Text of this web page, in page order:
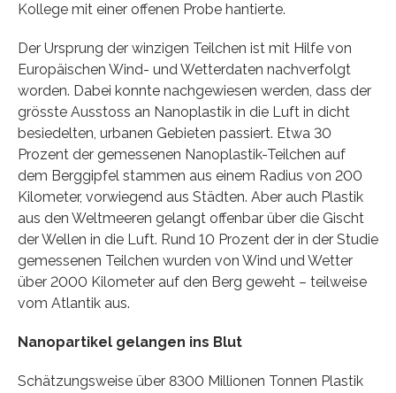
Kollege mit einer offenen Probe hantierte.
Der Ursprung der winzigen Teilchen ist mit Hilfe von
Europäischen Wind- und Wetterdaten nachverfolgt
worden. Dabei konnte nachgewiesen werden, dass der
grösste Ausstoss an Nanoplastik in die Luft in dicht
besiedelten, urbanen Gebieten passiert. Etwa 30
Prozent der gemessenen Nanoplastik-Teilchen auf
dem Berggipfel stammen aus einem Radius von 200
Kilometer, vorwiegend aus Städten. Aber auch Plastik
aus den Weltmeeren gelangt offenbar über die Gischt
der Wellen in die Luft. Rund 10 Prozent der in der Studie
gemessenen Teilchen wurden von Wind und Wetter
über 2000 Kilometer auf den Berg geweht – teilweise
vom Atlantik aus.
Nanopartikel gelangen ins Blut
Schätzungsweise über 8300 Millionen Tonnen Plastik